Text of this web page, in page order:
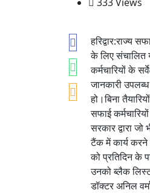
हरिद्वार:राज्य
के लिए संचालित
कर्मचारियों के
जानकारी
हो।बिना
सफाई
सरकार द्वारा
टैंक में कार्य करने
को प्रतिदिन के
उनको ब्लैक
डॉक्टर अनिल